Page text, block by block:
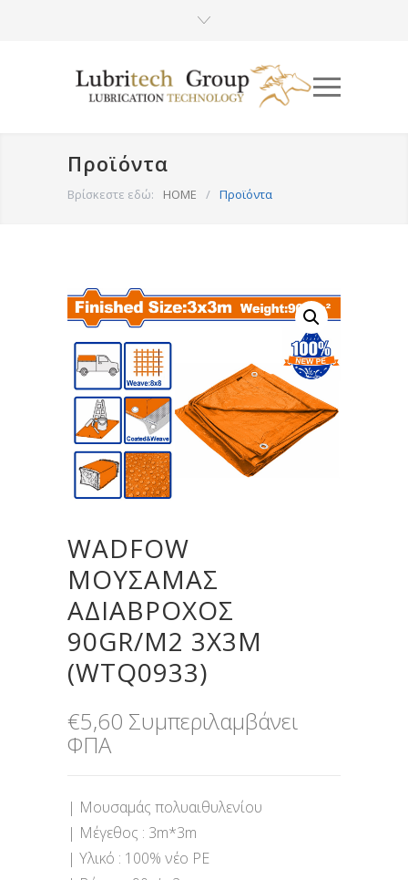
Προϊόντα
Βρίσκεστε εδώ: HOME / Προϊόντα
WADFOW
ΜΟΥΣΑΜΑΣ
ΑΔΙΑΒΡΟΧΟΣ
90GR/M2 3X3M
(WTQ0933)
€5,60 Συμπεριλαμβάνει
ΦΠΑ
| Μουσαμάς πολυαιθυλενίου
| Mέγεθος : 3m*3m
| Υλικό : 100% νέο PE